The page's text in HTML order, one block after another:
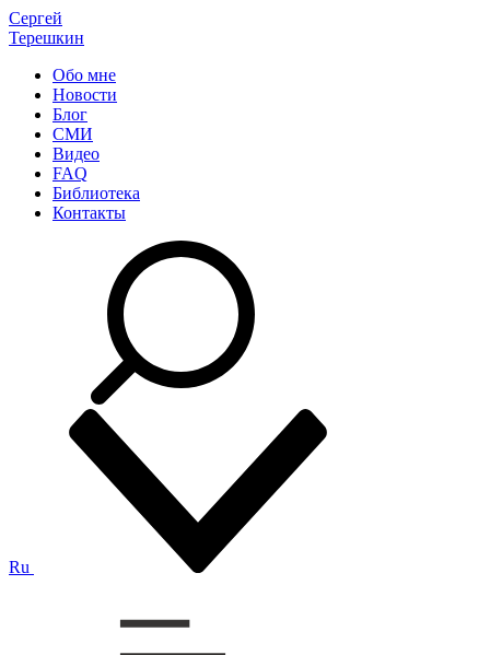
Сергей
Терешкин
Обо мне
Новости
Блог
СМИ
Видео
FAQ
Библиотека
Контакты
Ru